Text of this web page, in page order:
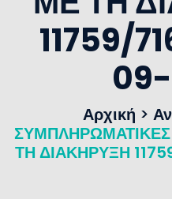
11759/
Αρχική >
ΣΥΜΠΛΗΡΩΜΑΤΙΚΕΣ
ΤΗ ΔΙΑΚΗΡΥΞΗ